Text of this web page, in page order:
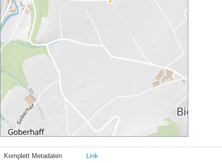
Komplett Metadaten Link